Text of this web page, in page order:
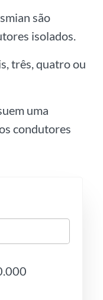
são
isolados.
três, quatro ou
uma
condutores